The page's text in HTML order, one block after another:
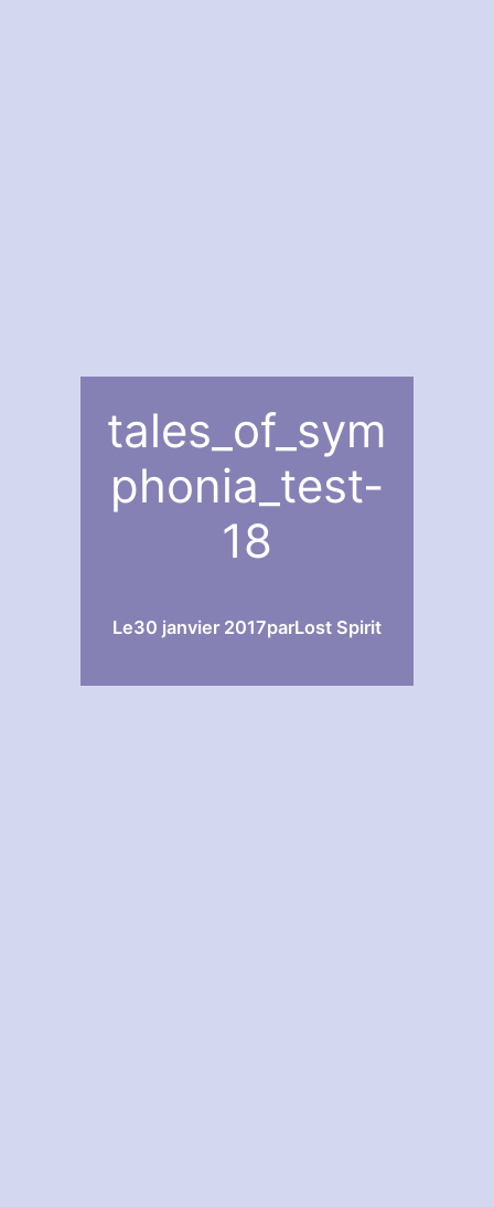
tales_of_sym
phonia_test-
18
Le30 janvier 2017parLost Spirit